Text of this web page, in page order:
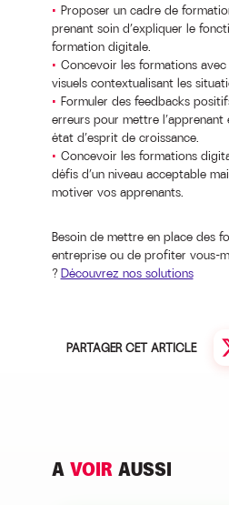
Proposer un cadre de
prenant soin d’expliquer le
formation digitale.
Concevoir les formations
visuels contextualisant les
Formuler des feedbacks
erreurs pour mettre
état d’esprit de croissance.
Concevoir les formations
défis d’un niveau acceptable
motiver vos apprenants.
Besoin de mettre en place des
entreprise ou de profiter vous-
?Découvrez nos solutions
PARTAGER CET ARTICLE
A VOIRAUSSI